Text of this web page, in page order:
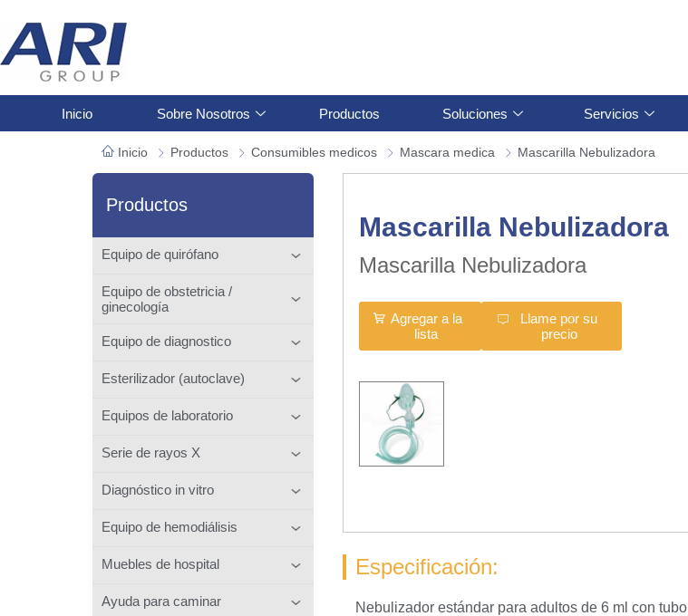
Inicio Sobre Nosotros Productos Soluciones Servicios
Inicio Productos Consumibles medicos Mascara medica Mascarilla Nebulizadora
Productos
Equipo de quirófano
Equipo de obstetricia /
ginecología
Equipo de diagnostico
Esterilizador (autoclave)
Equipos de laboratorio
Serie de rayos X
Diagnóstico in vitro
Equipo de hemodiálisis
Muebles de hospital
Ayuda para caminar
Mascarilla Nebulizadora
Mascarilla Nebulizadora
Agregar a la
lista
Llame por su
precio
Especificación:
Nebulizador estándar para adultos de 6 ml con tubo